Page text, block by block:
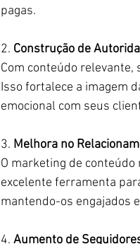
pagas.
2. Construção de
Com conteúdo
Isso fortalece a imagem
emocional com seus
3. Melhora no
O marketing de
excelente ferramenta
mantendo-os engajados
4. Aumento de